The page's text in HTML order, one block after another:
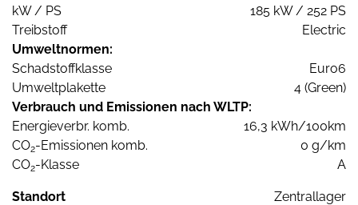
kW / PS
185 kW / 252 PS
Treibstoff
Electric
Umweltnormen:
Schadstoffklasse
Euro6
Umweltplakette
4 (Green)
Verbrauch und Emissionen nach WLTP:
Energieverbr. komb.
16,3 kWh/100km
CO2-Emissionen komb.
0 g/km
CO2-Klasse A
Standort Zentrallager